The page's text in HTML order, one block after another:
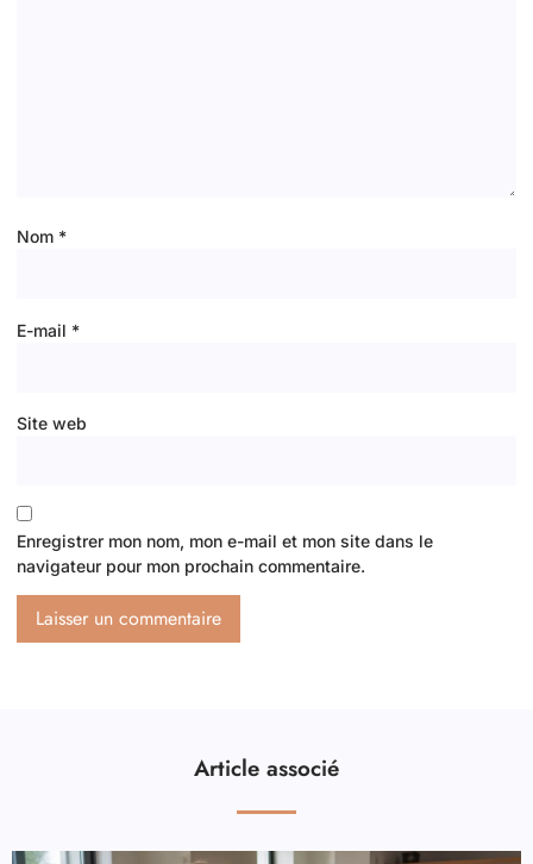
Nom *
E-mail *
Site web
Enregistrer mon nom, mon e-mail et mon site dans le
navigateur pour mon prochain commentaire.
Article associé